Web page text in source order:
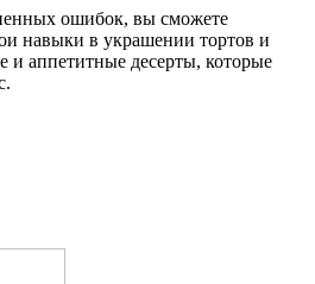
ошибок, вы сможете
навыки в украшении тортов и
и аппетитные десерты, которые